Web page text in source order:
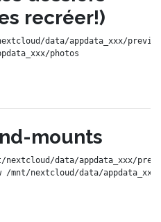
recréer!)
data/appdata_xxx/preview
photos
mounts
data/appdata_xxx/